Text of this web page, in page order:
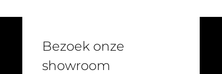
Bezoek onze
showroom